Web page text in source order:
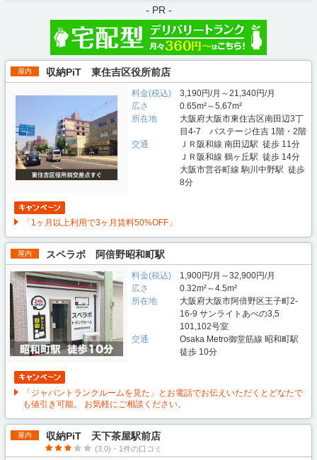
- PR -
屋内 収納PiT 東住吉区役所前店
料金(税込)
3,190円/月～21,340円/月
広さ
0.65m²～5.67m²
所在地
大阪府大阪市東住吉区南田辺3丁
目4-7 パステージ住吉 1階・2階
交通
ＪＲ阪和線 南田辺駅 徒歩 11分
ＪＲ阪和線 鶴ヶ丘駅 徒歩 14分
大阪市営谷町線 駒川中野駅 徒歩
8分
「1ヶ月以上利用で3ヶ月賃料50%OFF」
屋内 スペラボ 阿倍野昭和町駅
料金(税込)
1,900円/月～32,900円/月
広さ
0.32m²～4.5m²
所在地
大阪府大阪市阿倍野区王子町2-
16-9 サンライトあべの3,5
101,102号室
交通
Osaka Metro御堂筋線 昭和町駅
徒歩 10分
「ジャパントランクルームを見た」とお電話でお伝えいただくとどなたで
も値引き可能。 お気軽にご相談ください。
屋内 収納PiT 天下茶屋駅前店
(3.0)・1件の口コミ